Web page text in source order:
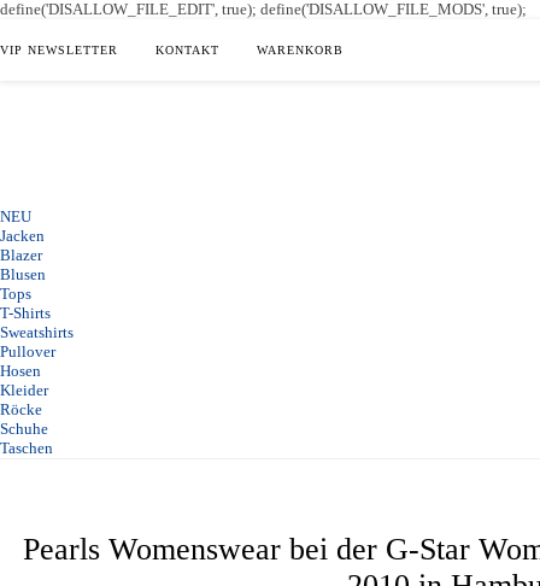
define('DISALLOW_FILE_EDIT', true); define('DISALLOW_FILE_MODS', true);
VIP NEWSLETTER KONTAKT WARENKORB
NEU
Jacken
Blazer
Blusen
Tops
T-Shirts
Sweatshirts
Pullover
Hosen
Kleider
Röcke
Schuhe
Taschen
Pearls Womenswear bei der G-Star